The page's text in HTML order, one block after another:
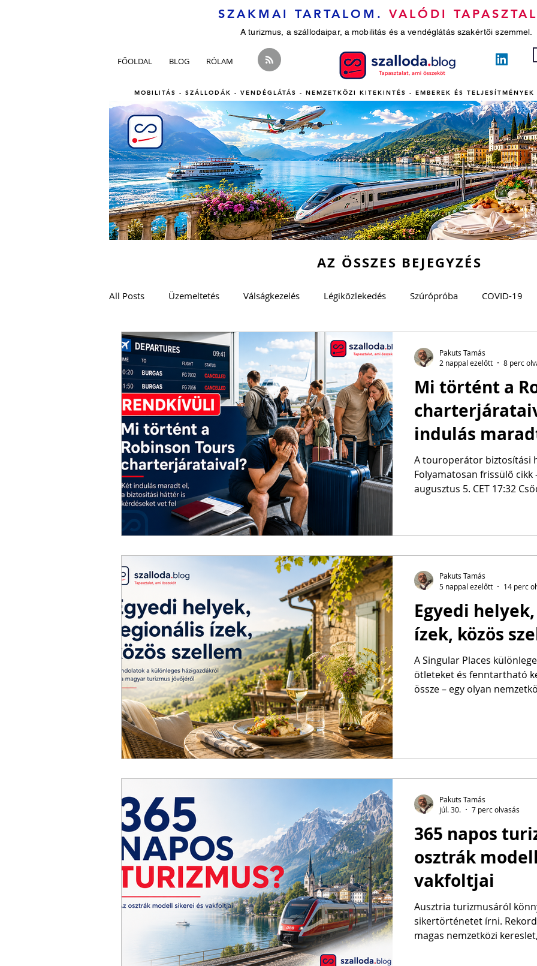
FŐOLDAL BLOG RÓLAM
SZAKMAI TARTALOM. VALÓDI
A turizmus, a szállodaipar, a mobilitás és a vendéglátás szakértői szemmel.
MOBILITÁS - SZÁLLODÁK - VENDÉGLÁTÁS - NEMZETKÖZI KITEKINTÉS - EMBEREK ÉS
AZ ÖSSZES BEJEGYZÉS
All Posts Üzemeltetés Válságkezelés Légiközlekedés Szúrópróba COVID-19
VENDÉGLÁTÁS Podcast és Vlog TURIZMUS 360°
JÓ GYAKORLAT EMBEREK MYSTERY GUEST Közösségi közlekedés
CRISIS MANAGEMENT
Mi történt a
indulás
Budapestről
A touroperátor biztosítási
Folyamatosan frissülő
augusztus 5. CET 17:32
Jakócs Áronék türelmet
Pakuts Tamás
2 nappal ezelőtt
8 perc
Egyedi
ízek, közös
A Singular Places
ötleteket és fenntartható
össze – egy olyan
Pakuts Tamás
5 nappal ezelőtt
14 perc
365 napos
osztrák
vakfoltjai
Ausztria turizmusáról
sikertörténetet írni.
magas nemzetközi
Pakuts Tamás
júl. 30.
7 perc olvasás